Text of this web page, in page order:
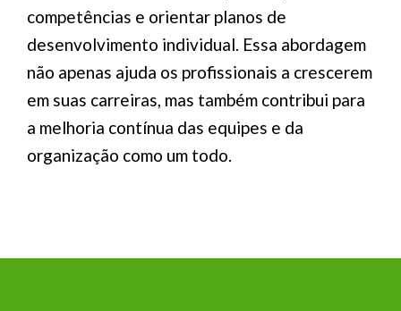
competências e orientar planos de
desenvolvimento individual. Essa abordagem
não apenas ajuda os profissionais a crescerem
em suas carreiras, mas também contribui para
a melhoria contínua das equipes e da
organização como um todo.